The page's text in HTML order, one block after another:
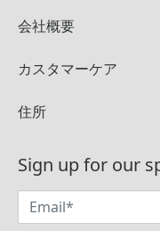
会社概要
カスタマーケア
住所
Sign up for our